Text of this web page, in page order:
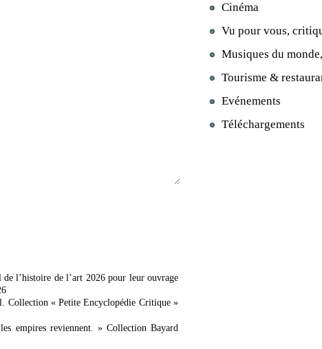
l’histoire de l’art 2026 pour leur ouvrage
Collection « Petite Encyclopédie Critique »
empires reviennent. » Collection Bayard
Cinéma
Vu pour vous,
Musiques du
Tourisme &
Evénements
Téléchargements